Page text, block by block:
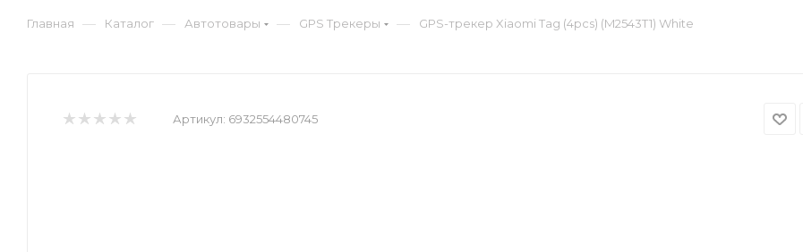
Главная — Каталог — Автотовары — GPS Трекеры — GPS-трекер Xiaomi Tag (4pcs) (M2543T1) White
Артикул: 6932554480745